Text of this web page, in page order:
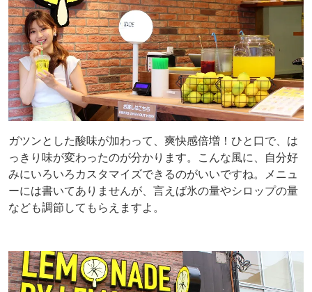
ガツンとした酸味が加わって、爽快感倍増！ひと口で、は
っきり味が変わったのが分かります。こんな風に、自分好
みにいろいろカスタマイズできるのがいいですね。メニュ
ーには書いてありませんが、言えば氷の量やシロップの量
なども調節してもらえますよ。